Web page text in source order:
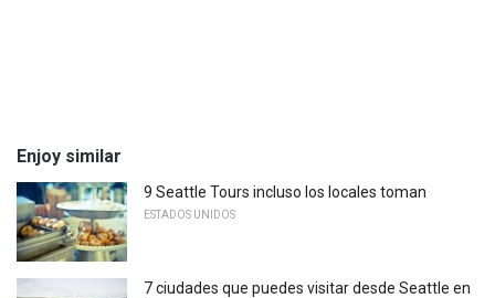
Enjoy similar
9 Seattle Tours incluso los locales toman
ESTADOS UNIDOS
7 ciudades que puedes visitar desde Seattle en